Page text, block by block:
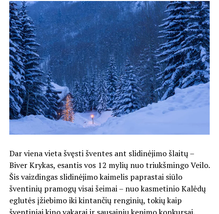
Dar viena vieta švęsti šventes ant slidinėjimo šlaitų –
Biver Krykas, esantis vos 12 mylių nuo triukšmingo Veilo.
Šis vaizdingas slidinėjimo kaimelis paprastai siūlo
šventinių pramogų visai šeimai – nuo kasmetinio Kalėdų
eglutės įžiebimo iki kintančių renginių, tokių kaip